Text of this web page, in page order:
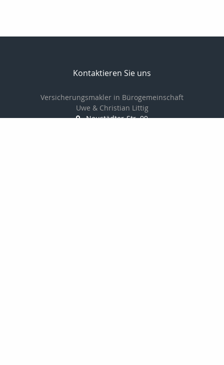
Kontaktieren Sie uns
Versicherungsmakler in Bürogemeinschaft
Uwe & Christian Littig
Neustädter-Str. 99